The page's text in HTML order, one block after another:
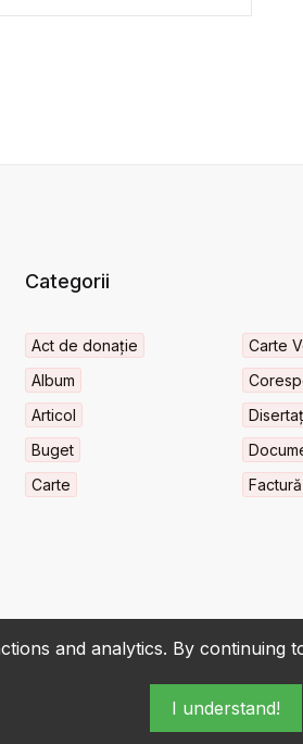
and analytics. By continuing
I understand!
Categorii
Act de donație
Album
Articol
Buget
Carte
Carte
Factură